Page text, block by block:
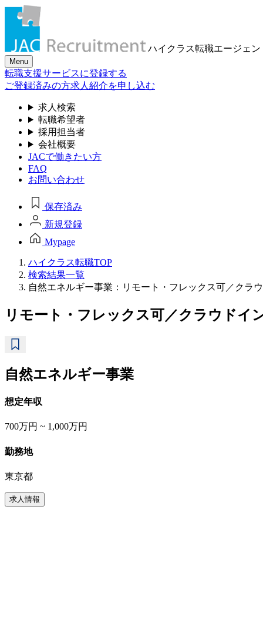
ハイクラス転職エージェン
Menu
転職支援サービスに登録する
ご登録済みの方求人紹介を申し込む
求人検索
転職希望者
採用担当者
会社概要
JACで働きたい方
FAQ
お問い合わせ
保存済み
新規登録
Mypage
ハイクラス転職TOP
検索結果一覧
自然エネルギー事業：リモート・フレックス可／クラ
リモート・フレックス可／クラウドイ
自然エネルギー事業
想定年収
700万円 ~ 1,000万円
勤務地
東京都
求人情報